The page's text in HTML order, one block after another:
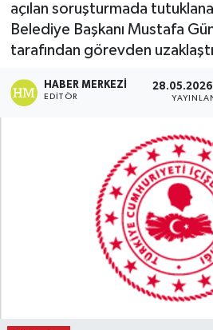
açılan soruşturmada
Belediye Başkanı Mustafa
tarafından görevden
HABER MERKEZI
EDITÖR
28.05.2026
Eğitim
Ekonomi
Eleman
Haber Arşivi